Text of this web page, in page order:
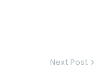
Next Post